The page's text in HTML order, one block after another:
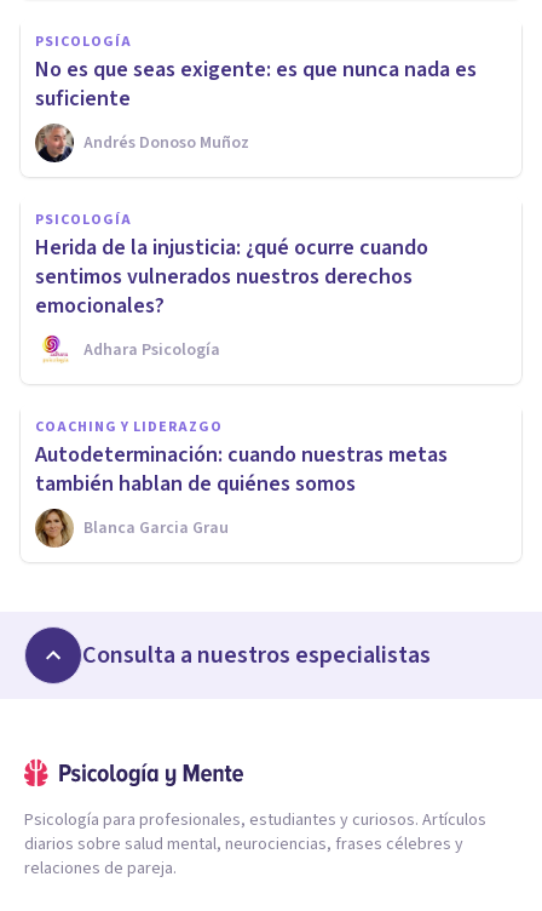
PSICOLOGÍA
No es que seas exigente: es que nunca nada es
suficiente
Andrés Donoso Muñoz
PSICOLOGÍA
Herida de la injusticia: ¿qué ocurre cuando
sentimos vulnerados nuestros derechos
emocionales?
Adhara Psicología
COACHING Y LIDERAZGO
Autodeterminación: cuando nuestras metas
también hablan de quiénes somos
Blanca Garcia Grau
Consulta a nuestros especialistas
Psicología para profesionales, estudiantes y curiosos. Artículos
diarios sobre salud mental, neurociencias, frases célebres y
relaciones de pareja.